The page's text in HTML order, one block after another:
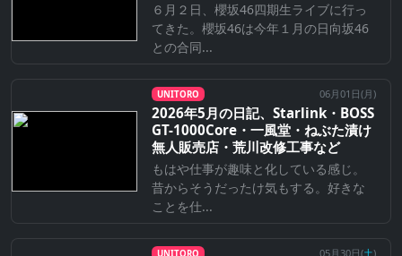
６月２日、櫻坂46四期生ライブに行っ
てきた。櫻坂46は今年１月の日向坂46
との合同...
UNITORO 06月01日(月)
2026年5月の日記、Starlink・BOSS
GT-1000Core・一風堂・ねぶた漬け
無人販売店・荒川改修工事など
もはや仕事が趣味と化している感じ。
昔からそうだったけ気もする。好きな
ことを仕...
UNITORO 05月30日(土)